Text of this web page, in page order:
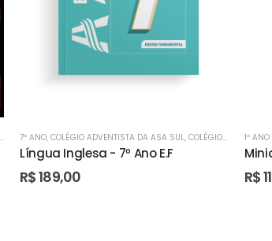
,COLÉGIO ADVENTISTA DE
7º ANO, COLÉGIO ADVENTISTA DA ASA SUL, COLÉGIO ADVENTISTA DE ÁGUAS CLARAS
Língua Inglesa - 7º Ano E.F
R$189,00
1º ANO
R$